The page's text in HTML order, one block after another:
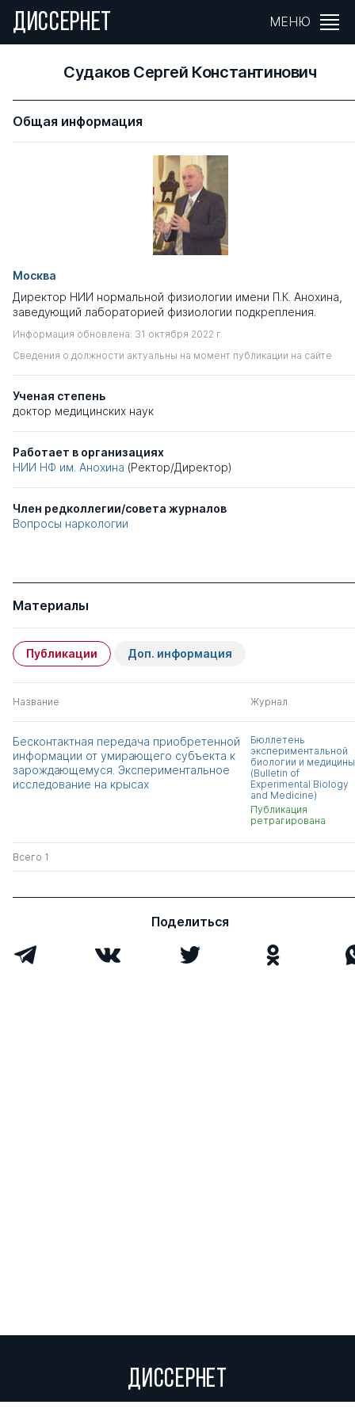
ДИССЕРНЕТ МЕНЮ
Судаков Сергей Константинович
Общая информация
Москва
Директор НИИ нормальной физиологии имени П.К. Анохина,
заведующий лабораторией физиологии подкрепления.
Информация обновлена: 31 октября 2022 г.
Сведения о должности актуальны на момент публикации на сайте
Ученая степень
доктор медицинских наук
Работает в организациях
НИИ НФ им. Анохина (Ректор/Директор)
Член редколлегии/совета журналов
Вопросы наркологии
Материалы
Публикации Доп. информация
Название Журнал
Бесконтактная передача приобретенной
информации от умирающего субъекта к
зарождающемуся. Экспериментальное
исследование на крысах
Бюллетень
экспериментальной
биологии и медицины
(Bulletin of
Experimental Biology
and Medicine)
Публикация
ретрагирована
Всего 1
Поделиться
ДИССЕРНЕТ